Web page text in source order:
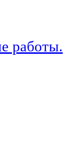
работы.